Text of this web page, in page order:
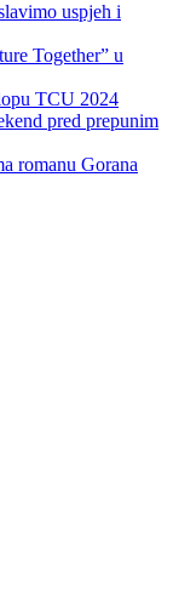
uspjeh i
Together” u
TCU 2024
pred prepunim
romanu Gorana